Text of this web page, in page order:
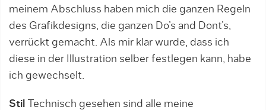
meinem Abschluss haben mich die ganzen Regeln
des Grafikdesigns, die ganzen Do’s and Dont’s,
verrückt gemacht. Als mir klar wurde, dass ich
diese in der Illustration selber festlegen kann, habe
ich gewechselt.
Stil
Technisch gesehen sind alle meine